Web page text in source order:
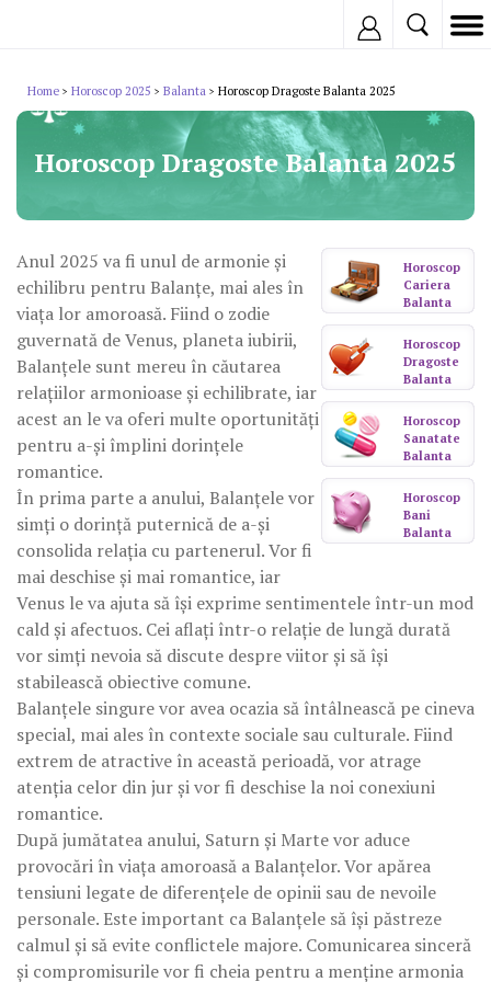
Home > Horoscop 2025 > Balanta > Horoscop Dragoste Balanta 2025
Horoscop Dragoste Balanta 2025
Horoscop
Cariera
Balanta
Horoscop
Dragoste
Balanta
Horoscop
Sanatate
Balanta
Horoscop
Bani
Balanta
Anul 2025 va fi unul de armonie și
echilibru pentru Balanțe, mai ales în
viața lor amoroasă. Fiind o zodie
guvernată de Venus, planeta iubirii,
Balanțele sunt mereu în căutarea
relațiilor armonioase și echilibrate, iar
acest an le va oferi multe oportunități
pentru a-și împlini dorințele
romantice.
În prima parte a anului, Balanțele vor
simți o dorință puternică de a-și
consolida relația cu partenerul. Vor fi
mai deschise și mai romantice, iar
Venus le va ajuta să își exprime sentimentele într-un mod
cald și afectuos. Cei aflați într-o relație de lungă durată
vor simți nevoia să discute despre viitor și să își
stabilească obiective comune.
Balanțele singure vor avea ocazia să întâlnească pe cineva
special, mai ales în contexte sociale sau culturale. Fiind
extrem de atractive în această perioadă, vor atrage
atenția celor din jur și vor fi deschise la noi conexiuni
romantice.
După jumătatea anului, Saturn și Marte vor aduce
provocări în viața amoroasă a Balanțelor. Vor apărea
tensiuni legate de diferențele de opinii sau de nevoile
personale. Este important ca Balanțele să își păstreze
calmul și să evite conflictele majore. Comunicarea sinceră
și compromisurile vor fi cheia pentru a menține armonia